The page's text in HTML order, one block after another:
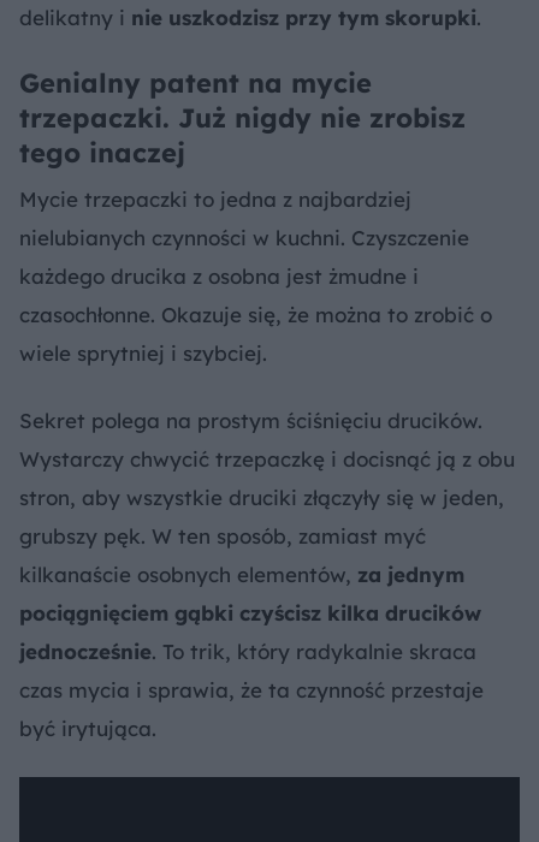
delikatny i nie uszkodzisz przy tym skorupki.
Genialny patent na mycie
trzepaczki. Już nigdy nie zrobisz
tego inaczej
Mycie trzepaczki to jedna z najbardziej
nielubianych czynności w kuchni. Czyszczenie
każdego drucika z osobna jest żmudne i
czasochłonne. Okazuje się, że można to zrobić o
wiele sprytniej i szybciej.
Sekret polega na prostym ściśnięciu drucików.
Wystarczy chwycić trzepaczkę i docisnąć ją z obu
stron, aby wszystkie druciki złączyły się w jeden,
grubszy pęk. W ten sposób, zamiast myć
kilkanaście osobnych elementów, za jednym
pociągnięciem gąbki czyścisz kilka drucików
jednocześnie. To trik, który radykalnie skraca
czas mycia i sprawia, że ta czynność przestaje
być irytująca.